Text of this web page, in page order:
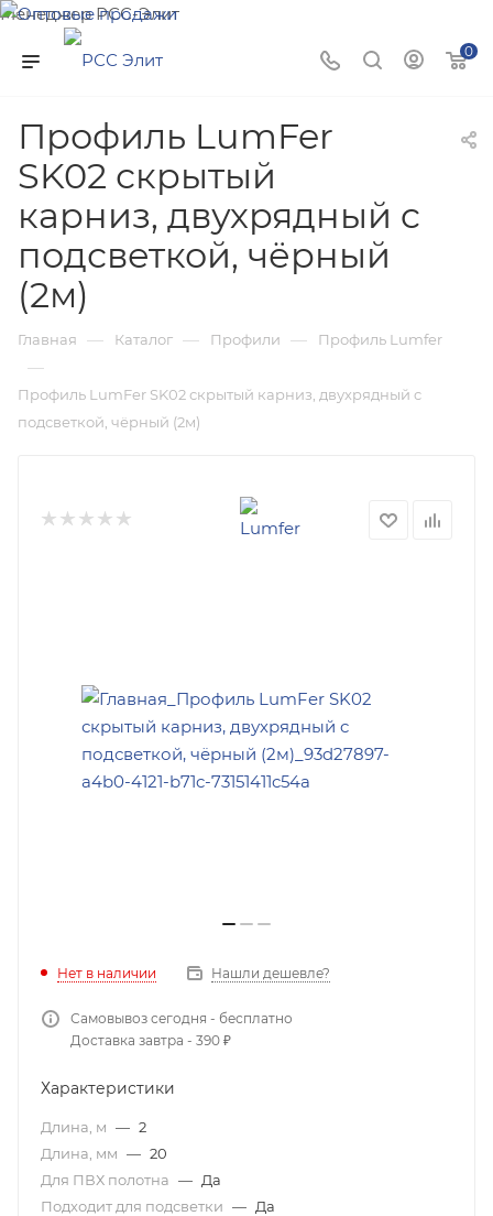
Менеджер РСС-Элит
Напишите нам и мы поможем подобрать товар именно
для Вас!
0
Профиль LumFer
SK02 скрытый
карниз, двухрядный c
подсветкой, чёрный
(2м)
Главная — Каталог — Профили — Профиль Lumfer
—
Профиль LumFer SK02 скрытый карниз, двухрядный c
подсветкой, чёрный (2м)
Нет в наличии Нашли дешевле?
Самовывоз сегодня - бесплатно
Доставка завтра - 390 ₽
Характеристики
Длина, м — 2
Длина, мм — 20
Для ПВХ полотна — Да
Подходит для подсветки — Да